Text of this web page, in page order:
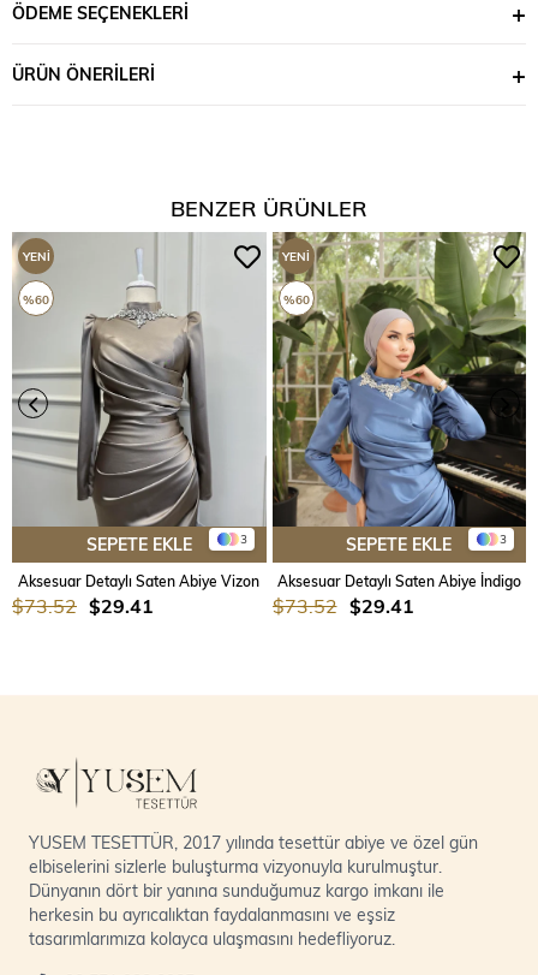
ÖDEME SEÇENEKLERI
ÜRÜN ÖNERILERI
BENZER ÜRÜNLER
3
SEPETE EKLE
Aksesuar Detaylı Saten Abiye Vizon
$29.41
$73.52
YENI
ÜRÜN
%60
3
SEPETE EKLE
Aksesuar Detaylı Saten Abiye İndigo
$29.41
$73.52
YENI
ÜRÜN
%60
YUSEM TESETTÜR, 2017 yılında tesettür abiye ve özel gün
elbiselerini sizlerle buluşturma vizyonuyla kurulmuştur.
Dünyanın dört bir yanına sunduğumuz kargo imkanı ile
herkesin bu ayrıcalıktan faydalanmasını ve eşsiz
tasarımlarımıza kolayca ulaşmasını hedefliyoruz.